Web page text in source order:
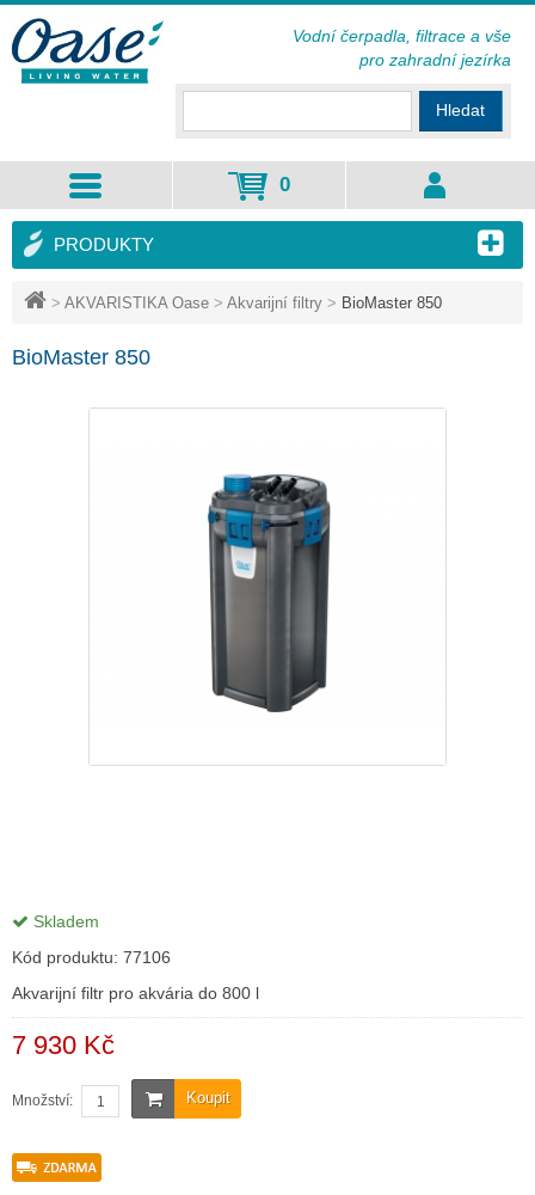
> AKVARISTIKA Oase > Akvarijní filtry > BioMaster 850
BioMaster 850
Skladem
Kód produktu: 77106
Akvarijní filtr pro akvária do 800 l
7 930 Kč
Koupit
Množství:
PRODUKTY
Hledat
0
Vodní čerpadla, filtrace a vše
pro zahradní jezírka